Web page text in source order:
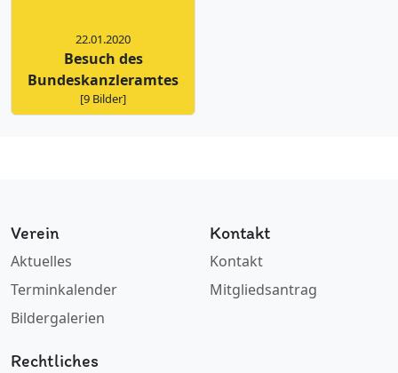
22.01.2020
Besuch des
Bundeskanzleramtes
[9 Bilder]
Verein
Aktuelles
Terminkalender
Bildergalerien
Kontakt
Kontakt
Mitgliedsantrag
Rechtliches